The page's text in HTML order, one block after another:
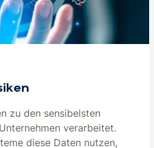
zu den sensibelsten
verarbeitet.
diese Daten nutzen,